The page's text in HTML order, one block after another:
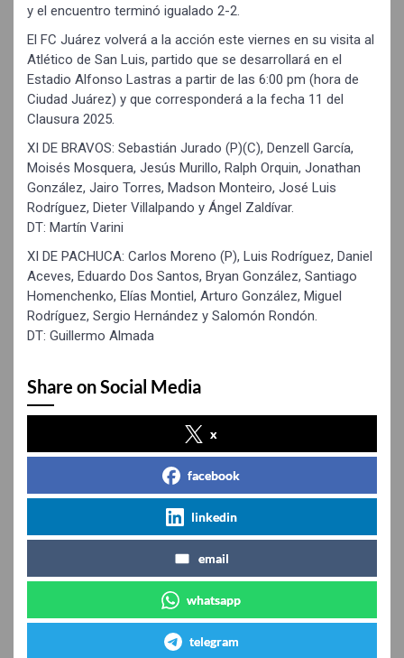
y el encuentro terminó igualado 2-2.
El FC Juárez volverá a la acción este viernes en su visita al
Atlético de San Luis, partido que se desarrollará en el
Estadio Alfonso Lastras a partir de las 6:00 pm (hora de
Ciudad Juárez) y que corresponderá a la fecha 11 del
Clausura 2025.
XI DE BRAVOS: Sebastián Jurado (P)(C), Denzell García,
Moisés Mosquera, Jesús Murillo, Ralph Orquin, Jonathan
González, Jairo Torres, Madson Monteiro, José Luis
Rodríguez, Dieter Villalpando y Ángel Zaldívar.
DT: Martín Varini
XI DE PACHUCA: Carlos Moreno (P), Luis Rodríguez, Daniel
Aceves, Eduardo Dos Santos, Bryan González, Santiago
Homenchenko, Elías Montiel, Arturo González, Miguel
Rodríguez, Sergio Hernández y Salomón Rondón.
DT: Guillermo Almada
Share on Social Media
x
facebook
linkedin
email
whatsapp
telegram